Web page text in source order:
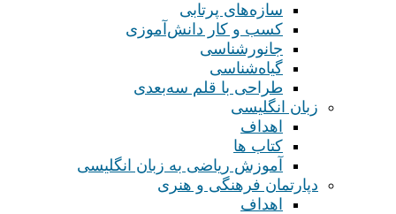
سازه‌های پرتابی
کسب و کار دانش‌آموزی
جانورشناسی
گیاه‌شناسی
طراحی با قلم سه‌بعدی
زبان انگلیسی
اهداف
کتاب ها
آموزش ریاضی به زبان انگلیسی
دپارتمان فرهنگی و هنری
اهداف